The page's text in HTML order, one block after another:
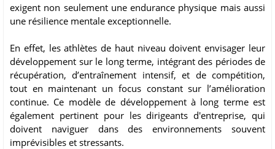
exigent non seulement une endurance physique mais aussi
une résilience mentale exceptionnelle.
En effet, les athlètes de haut niveau doivent envisager leur
développement sur le long terme, intégrant des périodes de
récupération, d’entraînement intensif, et de compétition,
tout en maintenant un focus constant sur l’amélioration
continue. Ce modèle de développement à long terme est
également pertinent pour les dirigeants d'entreprise, qui
doivent naviguer dans des environnements souvent
imprévisibles et stressants.